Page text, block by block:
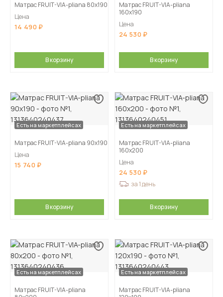
Матрас FRUIT-VIA-pliana 80х190
Цена
14 490
В корзину
Матрас FRUIT-VIA-pliana
160х190
Цена
24 530
В корзину
Есть на маркетплейсах
Матрас FRUIT-VIA-pliana 90х190
Цена
15 740
В корзину
Есть на маркетплейсах
Матрас FRUIT-VIA-pliana
160х200
Цена
24 530
за 1 день
В корзину
Есть на маркетплейсах
Матрас FRUIT-VIA-pliana
Есть на маркетплейсах
Матрас FRUIT-VIA-pliana